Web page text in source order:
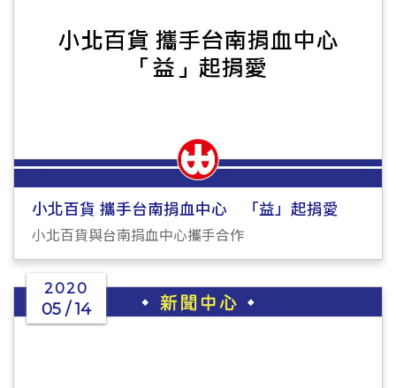
小北百貨 攜手台南捐血中心 「益」起捐愛
小北百貨與台南捐血中心攜手合作
2020
05 / 14